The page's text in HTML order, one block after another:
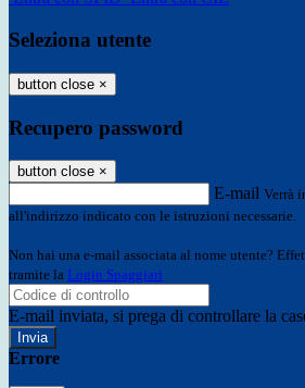
Seleziona utente
button close ×
Recupero password
button close ×
E-mail Verrà
all'indirizzo indicato con le istruzioni necessarie.
Non hai una e-mail associata al nome utente?
tramite la Login Spaggiari
E-mail inviata, si prega di controllare la
Errore